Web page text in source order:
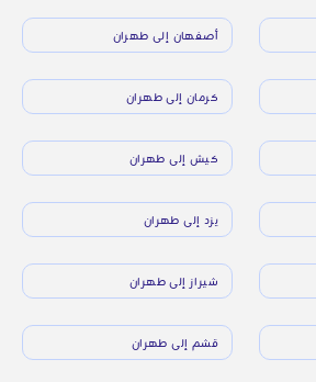
أصفهان إلى طهران
كرمان إلى طهران
كيش إلى طهران
يزد إلى طهران
شيراز إلى طهران
قشم إلى طهران